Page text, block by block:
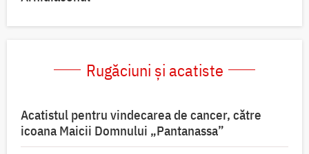
Rugăciuni și acatiste
Acatistul pentru vindecarea de cancer, către
icoana Maicii Domnului „Pantanassa”